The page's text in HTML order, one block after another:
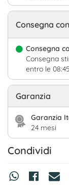
Consegna
Consegna
Consegna
entro le
Garanzia
Garanzia
24 mesi
Condividi